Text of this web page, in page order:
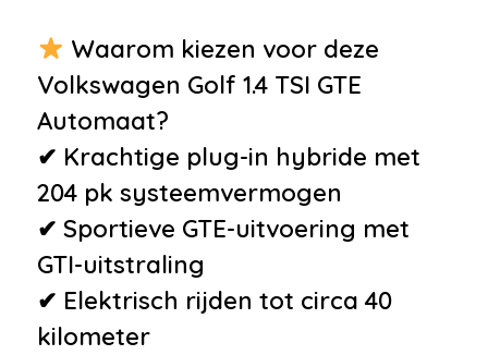
Waarom kiezen voor deze
Volkswagen Golf 1.4 TSI GTE
Automaat?
✔ Krachtige plug-in hybride met
204 pk systeemvermogen
✔ Sportieve GTE-uitvoering met
GTI-uitstraling
✔ Elektrisch rijden tot circa 40
kilometer